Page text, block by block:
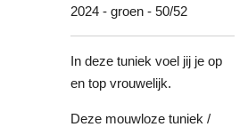
2024 - groen - 50/52
In deze tuniek voel jij je op
en top vrouwelijk.
Deze mouwloze tuniek /